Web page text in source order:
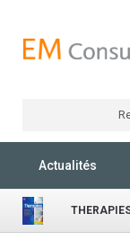
Actualités